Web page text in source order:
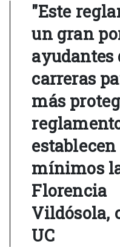
"Este
un gran
carreras
más
mínimos
Florencia
Vildósola,
UC